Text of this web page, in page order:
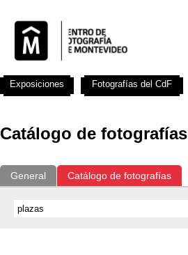
Catálogo de fotografías
General Catálogo de fotografías
Exposiciones Fotografías del CdF